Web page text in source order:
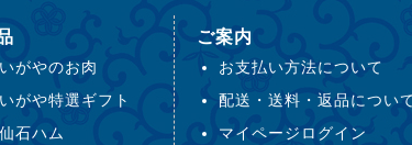
いがやのお肉
いがや特選ギフト
仙石ハム
ご案内
お支払い方法について
配送・送料・返品につい
マイページログイン